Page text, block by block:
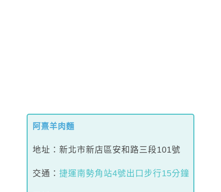
阿熹羊肉麵
地址：新北市新店區安和路三段101號
交通 ： 捷運南勢角站4號出口步行15分鐘